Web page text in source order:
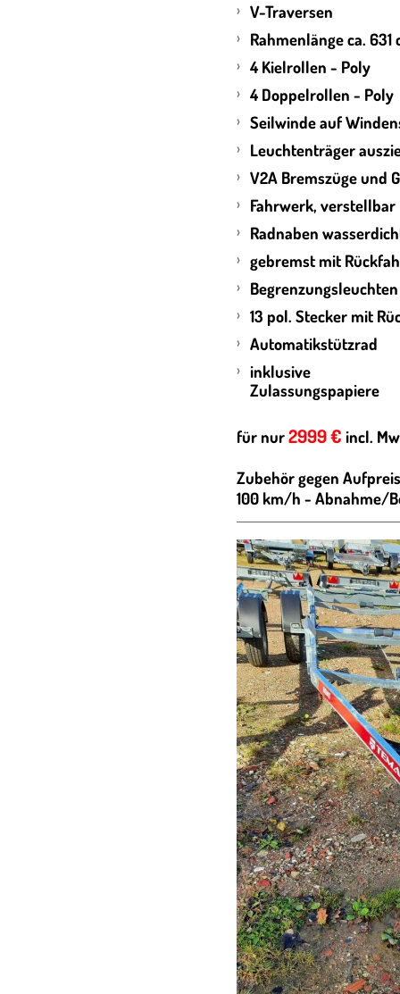
V-Traversen
Rahmenlänge ca. 631
4 Kielrollen - Poly
4 Doppelrollen - Poly
Seilwinde auf
Leuchtenträger
V2A Bremszüge und
Fahrwerk, verstellbar
Radnaben
gebremst mit
13 pol. Stecker mit
Automatikstützrad
inklusive
für nur2999 € incl.
Zubehör gegen
100 km/h - Abnahme/